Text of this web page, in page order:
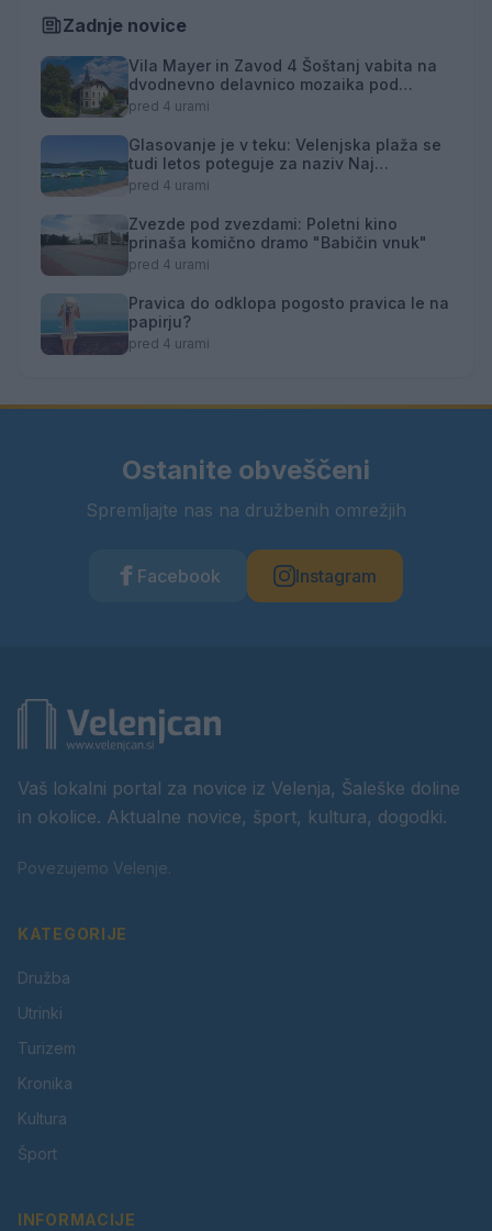
Zadnje novice
Vila Mayer in Zavod 4 Šoštanj vabita na
dvodnevno delavnico mozaika pod
mentorstvom Mojce Marije Černivšek
pred 4 urami
Glasovanje je v teku: Velenjska plaža se
tudi letos poteguje za naziv Naj
kopališče
pred 4 urami
Zvezde pod zvezdami: Poletni kino
prinaša komično dramo "Babičin vnuk"
pred 4 urami
Pravica do odklopa pogosto pravica le na
papirju?
pred 4 urami
Ostanite obveščeni
Spremljajte nas na družbenih omrežjih
Facebook Instagram
Vaš lokalni portal za novice iz Velenja, Šaleške doline
in okolice. Aktualne novice, šport, kultura, dogodki.
Povezujemo Velenje.
KATEGORIJE
Družba
Utrinki
Turizem
Kronika
Kultura
Šport
INFORMACIJE